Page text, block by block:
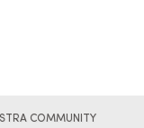
COMMUNITY